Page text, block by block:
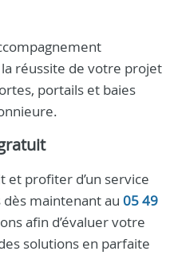
réussite de votre projet
portails et baies
et profiter d’un service
maintenant au 05 49
afin d’évaluer votre
solutions en parfaite